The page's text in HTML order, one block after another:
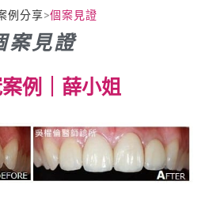
案見證
例分享>個案見證
例｜薛小姐